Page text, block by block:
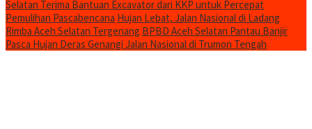
Selatan Terima Bantuan Excavator dari KKP untuk Percepat
Pemulihan Pascabencana Hujan Lebat, Jalan Nasional di Ladang
Rimba Aceh Selatan Tergenang BPBD Aceh Selatan Pantau Banjir
Pasca Hujan Deras Genangi Jalan Nasional di Trumon Tengah